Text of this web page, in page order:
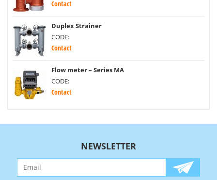
Contact
Duplex Strainer
CODE:
Contact
Flow meter – Series MA
CODE:
Contact
NEWSLETTER